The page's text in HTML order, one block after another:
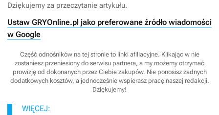
Dziękujemy za przeczytanie artykułu.
Ustaw GRYOnline.pl jako preferowane źródło wiadomości
w Google
Część odnośników na tej stronie to linki afiliacyjne. Klikając w nie
zostaniesz przeniesiony do serwisu partnera, a my możemy otrzymać
prowizję od dokonanych przez Ciebie zakupów. Nie ponosisz żadnych
dodatkowych kosztów, a jednocześnie wspierasz pracę naszej redakcji.
Dziękujemy!
WIĘCEJ: